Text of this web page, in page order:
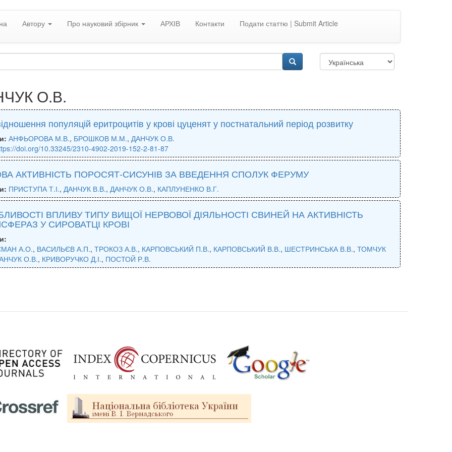
Автору Про науковий збірник АРХІВ Контакти Подати статтю | Submit Article
О.В.
популяцій еритроцитів у крові цуценят у постнатальний період розвитку
АНФЬОРОВА М.В., БРОШКОВ М.М., ДАНЧУК О.В.
doi.org/10.33245/2310-4902-2019-152-2-81-87
АКТИВНІСТЬ ПОРОСЯТ-СИСУНІВ ЗА ВВЕДЕННЯ СПОЛУК ФЕРУМУ
ПРИСТУПА Т.І., ДАНЧУК В.В., ДАНЧУК О.В., КАПЛУНЕНКО В.Г.
ВПЛИВУ ТИПУ ВИЩОЇ НЕРВОВОЇ ДІЯЛЬНОСТІ СВИНЕЙ НА АКТИВНІСТЬ
У СИРОВАТЦІ КРОВІ
А.О., ВАСИЛЬЄВ А.П., ТРОКОЗ А.В., КАРПОВСЬКИЙ П.В., КАРПОВСЬКИЙ В.В., ШЕСТРИНСЬКА В.В., ТОМЧУК
О.В., КРИВОРУЧКО Д.І., ПОСТОЙ Р.В.